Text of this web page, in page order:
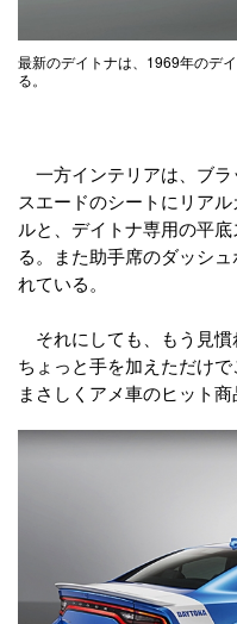
最新のデイトナは、1969年のデ
る。
一方インテリアは、ブラ
スエードのシートにリア
ルと、デイトナ専用の平
る。また助手席のダッシ
れている。
それにしても、もう見慣
ちょっと手を加えただけで
まさしくアメ車のヒット